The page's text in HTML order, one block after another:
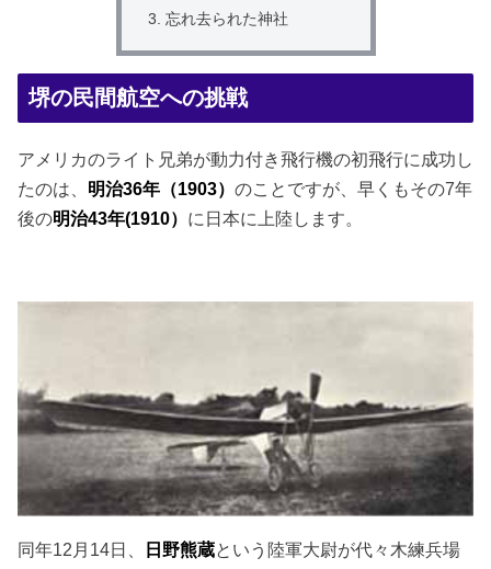
忘れ去られた神社
堺の民間航空への挑戦
アメリカのライト兄弟が動力付き飛行機の初飛行に成功し
たのは、 明治36年（1903） のことですが、早くもその7年
後の明治43年(1910） に日本に上陸します。
同年12月14日、 日野熊蔵という陸軍大尉が代々木練兵場